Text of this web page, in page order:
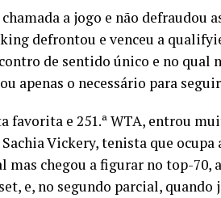
a jogo e não defraudou
defrontou e venceu a
de sentido único e no qual
apenas o necessário para
favorita e 251.ª WTA, entrou
Vickery, tenista que ocupa
mas chegou a figurar no top-70,
e, no segundo parcial, quando